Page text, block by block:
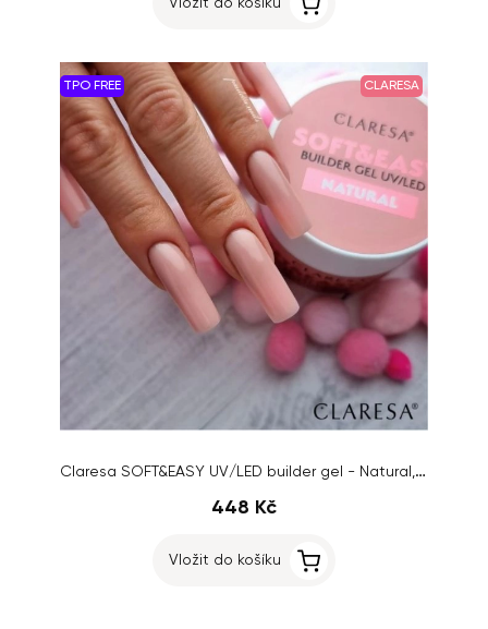
Vložit do košíku
TPO FREE CLARESA
Claresa SOFT&EASY UV/LED builder gel - Natural, 90g
448 Kč
Vložit do košíku